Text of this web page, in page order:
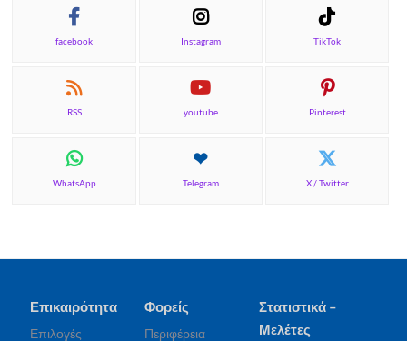
facebook Instagram TikTok
RSS youtube Pinterest
WhatsApp Telegram X / Twitter
Επικαιρότητα
Επιλογές
Φορείς
Περιφέρεια
Στατιστικά –
Μελέτες